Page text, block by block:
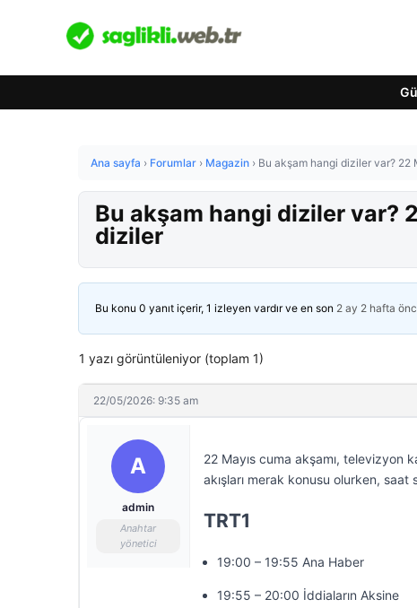
Ana sayfa › Forumlar › Magazin › Bu akşam hangi diziler var?
Bu akşam hangi diziler var?
diziler
Bu konu 0 yanıt içerir, 1 izleyen vardır ve en son 2 ay 2 hafta
1 yazı görüntüleniyor (toplam 1)
22/05/2026: 9:35 am
A
admin
Anahtar
yönetici
22 Mayıs cuma akşamı, televizyon
akışları merak konusu olurken, saat
TRT1
19:00 – 19:55 Ana Haber
19:55 – 20:00 İddiaların Aksine